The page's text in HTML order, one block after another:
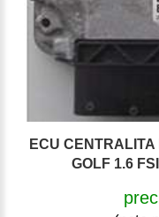
ECU CENTRALITA
GOLF 1.6